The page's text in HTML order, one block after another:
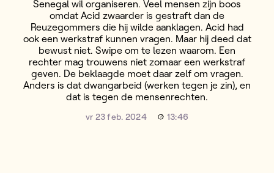
Senegal wil organiseren. Veel mensen zijn boos
omdat Acid zwaarder is gestraft dan de
Reuzegommers die hij wilde aanklagen. Acid had
ook een werkstraf kunnen vragen. Maar hij deed dat
bewust niet. Swipe om te lezen waarom. Een
rechter mag trouwens niet zomaar een werkstraf
geven. De beklaagde moet daar zelf om vragen.
Anders is dat dwangarbeid (werken tegen je zin), en
dat is tegen de mensenrechten.
vr 23 feb. 2024 13:46